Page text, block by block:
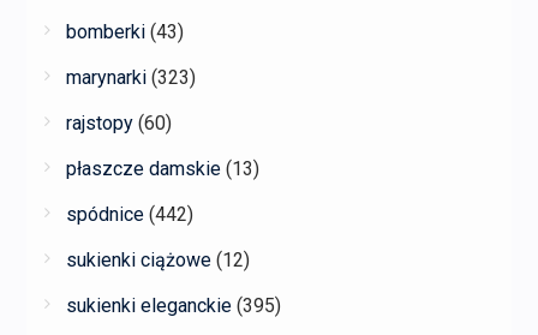
bomberki (43)
marynarki (323)
rajstopy (60)
płaszcze damskie (13)
spódnice (442)
sukienki ciążowe (12)
sukienki eleganckie (395)